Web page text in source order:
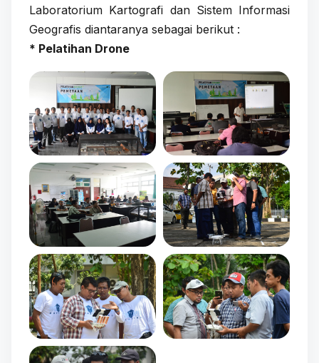
Laboratorium Kartografi dan Sistem Informasi
Geografis diantaranya sebagai berikut :
* Pelatihan Drone